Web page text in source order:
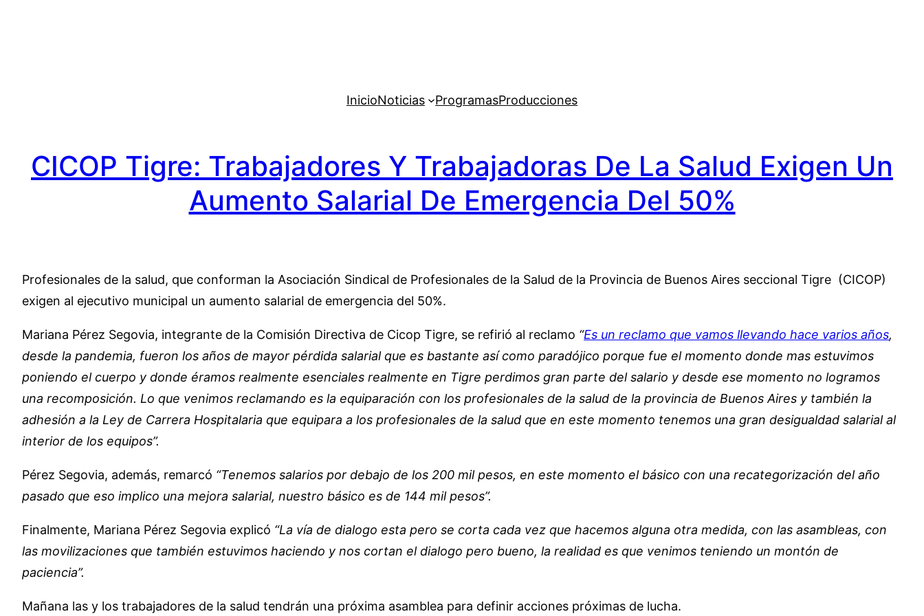
InicioNoticias ProgramasProducciones
CICOP Tigre: Trabajadores Y Trabajadoras De La Salud Exigen Un
Aumento Salarial De Emergencia Del 50%
Profesionales de la salud, que conforman la Asociación Sindical de Profesionales de la Salud de la Provincia de Buenos Aires seccional Tigre (CICOP)
exigen al ejecutivo municipal un aumento salarial de emergencia del 50%.
Mariana Pérez Segovia, integrante de la Comisión Directiva de Cicop Tigre, se refirió al reclamo “Es un reclamo que vamos llevando hace varios años,
desde la pandemia, fueron los años de mayor pérdida salarial que es bastante así como paradójico porque fue el momento donde mas estuvimos
poniendo el cuerpo y donde éramos realmente esenciales realmente en Tigre perdimos gran parte del salario y desde ese momento no logramos
una recomposición. Lo que venimos reclamando es la equiparación con los profesionales de la salud de la provincia de Buenos Aires y también la
adhesión a la Ley de Carrera Hospitalaria que equipara a los profesionales de la salud que en este momento tenemos una gran desigualdad salarial al
interior de los equipos”.
Pérez Segovia, además, remarcó “Tenemos salarios por debajo de los 200 mil pesos, en este momento el básico con una recategorización del año
pasado que eso implico una mejora salarial, nuestro básico es de 144 mil pesos”.
Finalmente, Mariana Pérez Segovia explicó “La vía de dialogo esta pero se corta cada vez que hacemos alguna otra medida, con las asambleas, con
las movilizaciones que también estuvimos haciendo y nos cortan el dialogo pero bueno, la realidad es que venimos teniendo un montón de
paciencia”.
Mañana las y los trabajadores de la salud tendrán una próxima asamblea para definir acciones próximas de lucha.